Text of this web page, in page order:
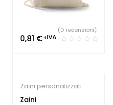
0,81 €+IVA
(0 recensioni)
Zaini personalizzati
Zaini